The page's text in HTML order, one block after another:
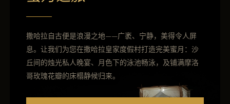
撒哈拉自古便是浪漫之地——广袤、宁静，美得令人屏
息。让我们为您在撒哈拉皇家度假村打造完美蜜月：沙
丘间的烛光私人晚宴、月色下的泳池畅泳，及铺满摩洛
哥玫瑰花瓣的床榻静候归来。